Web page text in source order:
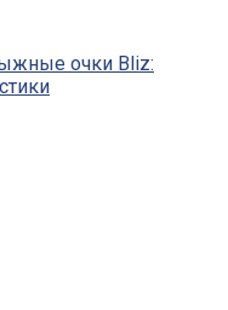
очки Bliz: